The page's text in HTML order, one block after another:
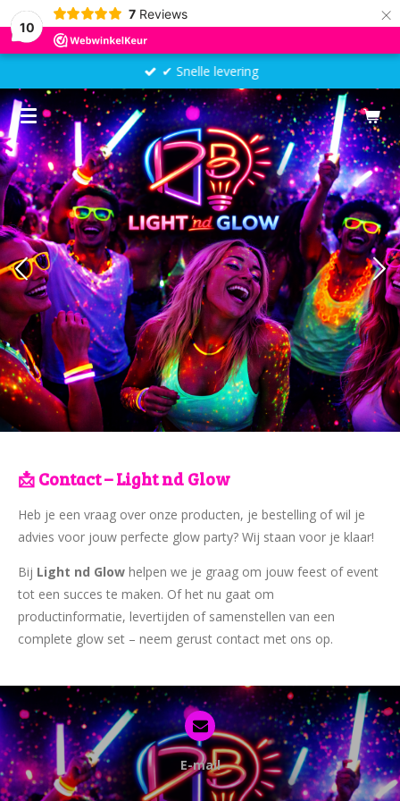
10
7 Reviews ×
✔ Snelle levering
📩 Contact – Light nd Glow
Heb je een vraag over onze producten, je bestelling of wil je
advies voor jouw perfecte glow party? Wij staan voor je klaar!
Bij Light nd Glow helpen we je graag om jouw feest of event
tot een succes te maken. Of het nu gaat om
productinformatie, levertijden of samenstellen van een
complete glow set – neem gerust contact met ons op.
E-mail